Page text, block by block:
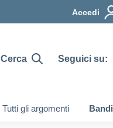
Accedi
Cerca Seguici su:
Tutti gli argomenti Bandi